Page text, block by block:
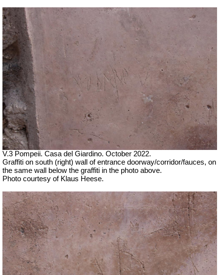
V.3 Pompeii. Casa del Giardino. October 2022.
Graffiti on south (right) wall of entrance doorway/corridor/fauces, on
the same wall below the graffiti in the photo above.
Photo courtesy of Klaus Heese.